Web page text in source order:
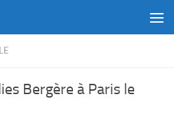
Bergère à Paris le